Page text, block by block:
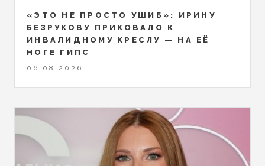
«ЭТО НЕ ПРОСТО УШИБ»: ИРИНУ
БЕЗРУКОВУ ПРИКОВАЛО К
ИНВАЛИДНОМУ КРЕСЛУ — НА ЕЁ
НОГЕ ГИПС
06.08.2026